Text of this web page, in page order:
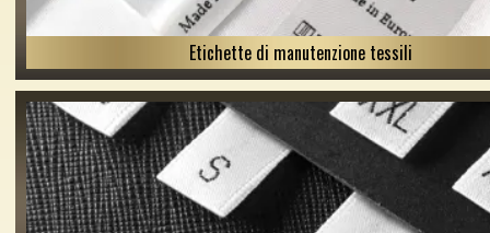
Etichette di manutenzione tessili